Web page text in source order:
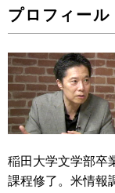
プロフィール
稲田大学文学部卒
課程修了。米情報